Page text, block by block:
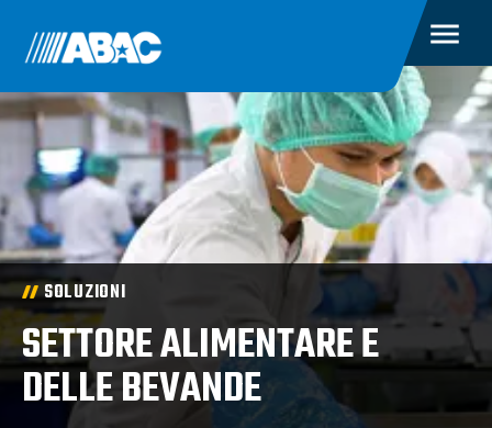
SOLUZIONI
SETTORE ALIMENTARE E
DELLE BEVANDE